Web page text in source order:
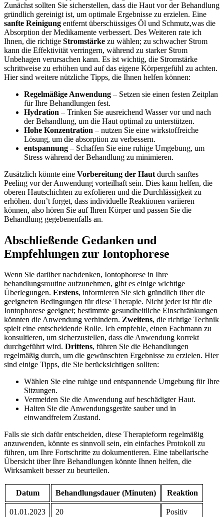
Zunächst sollten Sie sicherstellen, dass die Haut⁤ vor der Behandlung
gründlich ⁣gereinigt ist, um ⁣optimale Ergebnisse zu erzielen. Eine
sanfte‌ Reinigung entfernt überschüssiges‌ Öl und ​Schmutz,was die
Absorption ⁤der Medikamente ‌verbessert. Des Weiteren rate ich
Ihnen, ⁤die richtige Stromstärke zu wählen; zu schwacher⁤ Strom
‍kann die‍ Effektivität verringern, ⁣während zu starker Strom
Unbehagen verursachen kann. ‌Es ist wichtig, die Stromstärke
‍schrittweise zu erhöhen und auf das eigene Körpergefühl​ zu ‍achten.
Hier sind weitere nützliche Tipps, die Ihnen helfen können:
Regelmäßige Anwendung – Setzen sie einen festen Zeitplan
für Ihre Behandlungen fest.
Hydration – Trinken Sie ausreichend Wasser vor und nach
der Behandlung, um​ die Haut optimal zu​ unterstützen.
Hohe Konzentration – nutzen Sie eine ‌wirkstoffreiche⁤
Lösung, um⁢ die absorption⁤ zu⁣ verbessern.
entspannung –⁤ Schaffen Sie eine ruhige Umgebung, um
Stress während der⁣ Behandlung zu minimieren.
Zusätzlich könnte eine Vorbereitung der‌ Haut ​durch sanftes
Peeling vor der Anwendung vorteilhaft sein. Dies kann⁤ helfen,⁤ die⁢
oberen Hautschichten⁣ zu ⁤exfolieren‌ und​ die Durchlässigkeit zu
erhöhen.​ don’t ⁢forget, dass ⁢individuelle Reaktionen variieren
können, also hören Sie‍ auf ‍Ihren​ Körper und passen Sie die
Behandlung gegebenenfalls an.
Abschließende​ Gedanken​ und
Empfehlungen zur Iontophorese
Wenn Sie darüber nachdenken, Iontophorese in ⁢Ihre​
behandlungsroutine ⁤aufzunehmen, gibt es einige wichtige
‌Überlegungen. Erstens, informieren Sie sich gründlich über ⁤die
⁤geeigneten Bedingungen‍ für diese ‍Therapie. Nicht‍ jeder ist für die
Iontophorese ​geeignet; bestimmte gesundheitliche Einschränkungen
⁢könnten die Anwendung verhindern. Zweitens, die richtige Technik⁢
spielt eine ⁣entscheidende​ Rolle. Ich empfehle, einen Fachmann‍ zu
konsultieren, um​ sicherzustellen, dass ⁢die‍ Anwendung korrekt
durchgeführt wird. Drittens, führen⁤ Sie die Behandlungen⁣
regelmäßig durch,⁣ um​ die gewünschten Ergebnisse zu⁢ erzielen. Hier
sind einige Tipps, die Sie berücksichtigen sollten:
Wählen Sie eine ruhige und entspannende Umgebung für Ihre
Sitzungen.
Vermeiden ​Sie die Anwendung auf⁣ beschädigter Haut.
Halten ​Sie die Anwendungsgeräte sauber⁣ und in
einwandfreiem Zustand.
Falls sie sich dafür entscheiden, ⁤diese Therapieform regelmäßig
anzuwenden, könnte es sinnvoll sein, ein einfaches Protokoll zu
führen, um Ihre ⁤Fortschritte zu dokumentieren. Eine⁤ tabellarische
Übersicht über Ihre⁣ Behandlungen könnte⁢ Ihnen helfen, die
Wirksamkeit besser zu beurteilen.
Datum Behandlungsdauer (Minuten) Reaktion
01.01.2023 20 Positiv